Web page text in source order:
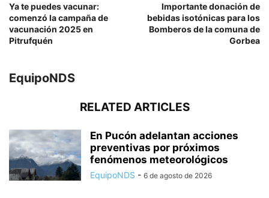
Ya te puedes vacunar:
comenzó la campaña de
vacunación 2025 en
Pitrufquén
Importante donación de
bebidas isotónicas para los
Bomberos de la comuna de
Gorbea
EquipoNDS
RELATED ARTICLES
En Pucón adelantan acciones
preventivas por próximos
fenómenos meteorológicos
EquipoNDS - 6 de agosto de 2026